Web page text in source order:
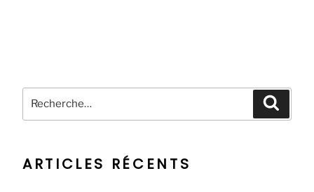
Recherche
pour
ARTICLES RÉCENTS